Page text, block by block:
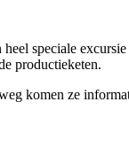
speciale
productieketen.
komen ze